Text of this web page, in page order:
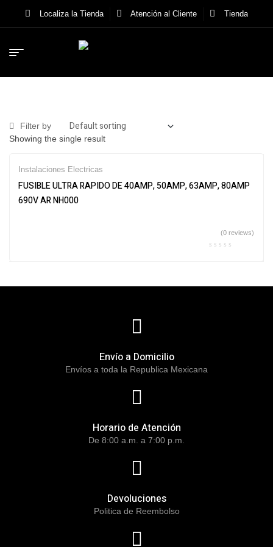
Localiza la Tienda Atención al Cliente Tienda
Filter by
Showing the single result
Instalaciones Electricas
FUSIBLE ULTRA RAPIDO DE 40AMP, 50AMP, 63AMP, 80AMP
690V AR NH000
(0 reviews)
Envío a Domicilio
Envíos a toda la Republica Mexicana
Horario de Atención
De 8:00 a.m. a 7:00 p.m.
Devoluciones
Politica de Reembolso